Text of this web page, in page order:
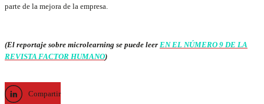
parte de la mejora de la empresa.
(El reportaje sobre microlearning se puede leer EN EL NÚMERO 9 DE LA
REVISTA FACTOR HUMANO)
Compartir